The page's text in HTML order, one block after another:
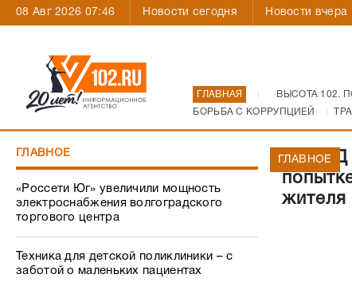
08 Авг 2026 07:46 Новости сегодня Новости вчера
ГЛАВНАЯ ВЫСОТА 102.
БОРЬБА С КОРРУПЦИЕЙ
ГЛАВНОЕ
«Россети Юг» увеличили мощность
электроснабжения волгоградского
торгового центра
Техника для детской поликлиники – с
заботой о маленьких пациентах
В ГУВД
жителя
ГЛАВНОЕ